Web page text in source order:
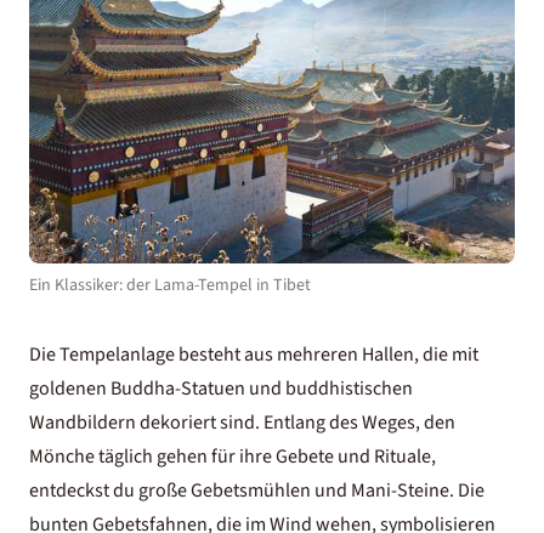
Ein Klassiker: der Lama-Tempel in Tibet
Die Tempelanlage besteht aus mehreren Hallen, die mit
goldenen Buddha-Statuen und buddhistischen
Wandbildern dekoriert sind. Entlang des Weges, den
Mönche täglich gehen für ihre Gebete und Rituale,
entdeckst du große Gebetsmühlen und Mani-Steine. Die
bunten Gebetsfahnen, die im Wind wehen, symbolisieren